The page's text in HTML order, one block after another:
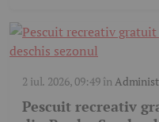
2 iul. 2026, 09:49în
Pescuit recreativ